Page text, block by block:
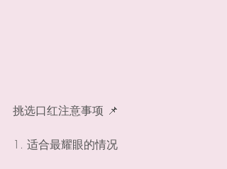
挑选口红注意事项 📌
1. 适合最耀眼的情况